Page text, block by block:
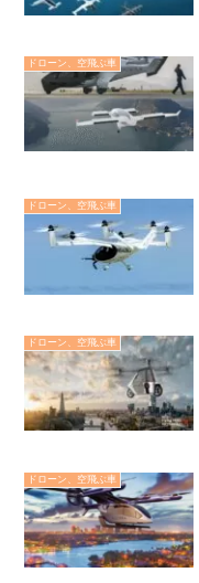
ドローン、空飛ぶ車
ドローン、空飛ぶ車
ドローン、空飛ぶ車
ドローン、空飛ぶ車